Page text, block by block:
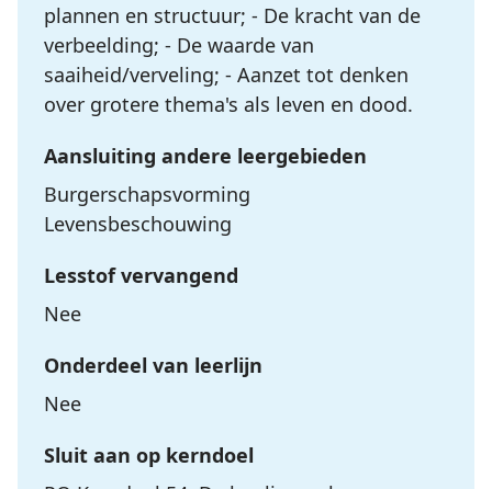
plannen en structuur; - De kracht van de
verbeelding; - De waarde van
saaiheid/verveling; - Aanzet tot denken
over grotere thema's als leven en dood.
Aansluiting andere leergebieden
Burgerschapsvorming
Levensbeschouwing
Lesstof vervangend
Nee
Onderdeel van leerlijn
Nee
Sluit aan op kerndoel